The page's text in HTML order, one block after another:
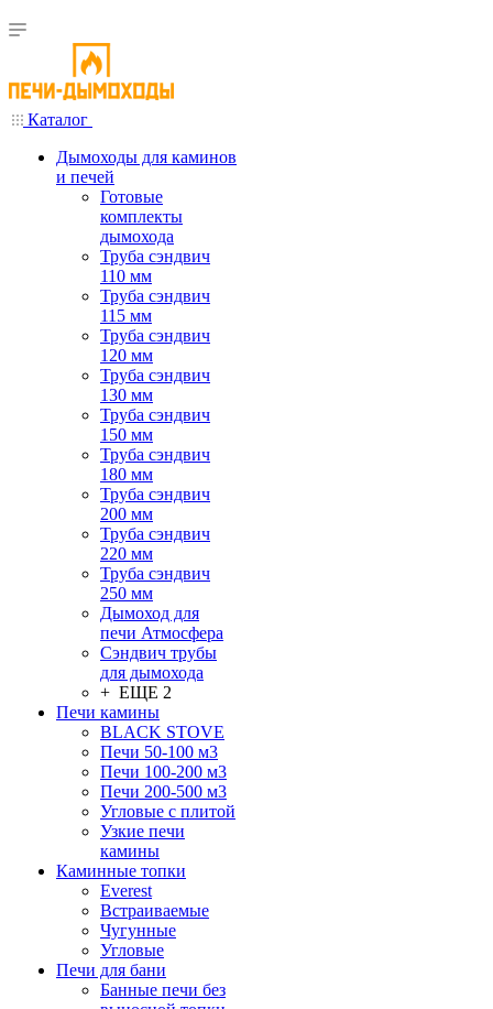
Каталог
Дымоходы для каминов
и печей
Готовые
комплекты
дымохода
Труба сэндвич
110 мм
Труба сэндвич
115 мм
Труба сэндвич
120 мм
Труба сэндвич
130 мм
Труба сэндвич
150 мм
Труба сэндвич
180 мм
Труба сэндвич
200 мм
Труба сэндвич
220 мм
Труба сэндвич
250 мм
Дымоход для
печи Атмосфера
Сэндвич трубы
для дымохода
+ ЕЩЕ 2
Печи камины
BLACK STOVE
Печи 50-100 м3
Печи 100-200 м3
Печи 200-500 м3
Угловые с плитой
Узкие печи
камины
Каминные топки
Everest
Встраиваемые
Чугунные
Угловые
Печи для бани
Банные печи без